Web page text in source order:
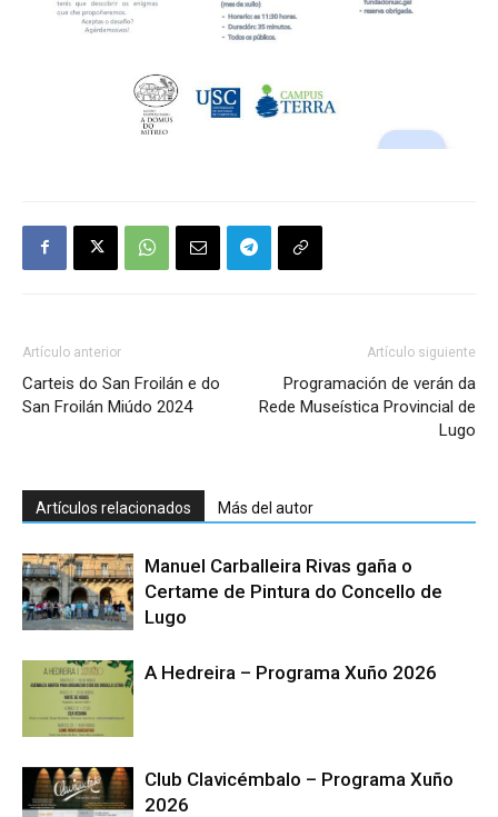
Artículo anterior
Carteis do San Froilán e do
San Froilán Miúdo 2024
Artículo siguiente
Programación de verán da
Rede Museística Provincial de
Lugo
Artículos relacionados Más del autor
Manuel Carballeira Rivas gaña o
Certame de Pintura do Concello de
Lugo
A Hedreira – Programa Xuño 2026
Club Clavicémbalo – Programa Xuño
2026